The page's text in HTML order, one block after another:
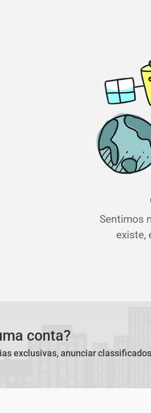
Sentimos
existe,
conta?
exclusivas, anunciar